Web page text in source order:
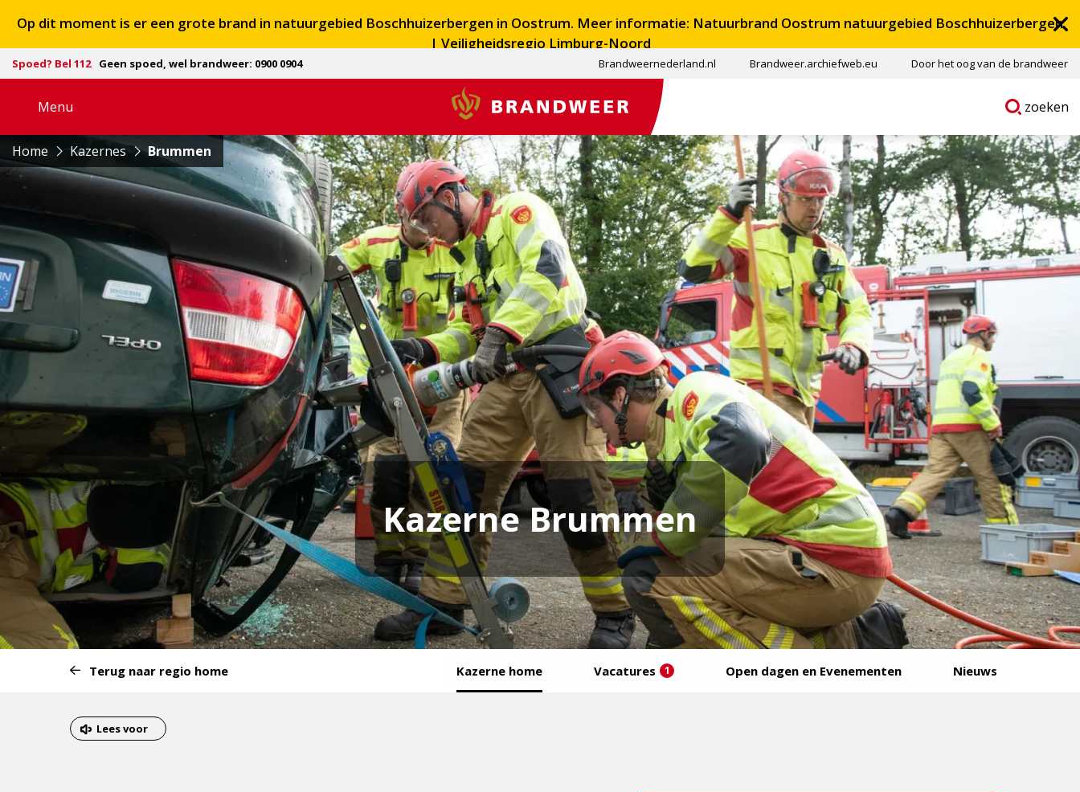
Op dit moment is er een grote brand in natuurgebied Boschhuizerbergen in Oostrum. Meer informatie: Natuurbrand Oostrum natuurgebied Boschhuizerbergen
| Veiligheidsregio Limburg-Noord
Spoed? Bel 112 Geen spoed, wel brandweer: 0900 0904 Brandweernederland.nl Brandweer.archiefweb.eu Door het oog van de brandweer
Menu
navigatie
Brandweer
Ga
zoeken
Home Kazernes Brummen
Kazerne Brummen
van
menu:
Terug naar regio home Kazerne home Vacatures 1 Open dagen en Evenementen Nieuws
van
het
Lees voor